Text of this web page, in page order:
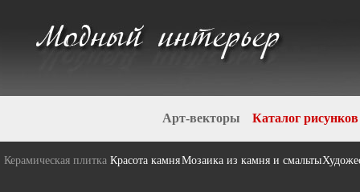
Арт-векторы Каталог рисунков
Керамическая плитка Красота камняМозаика из камня и смальты